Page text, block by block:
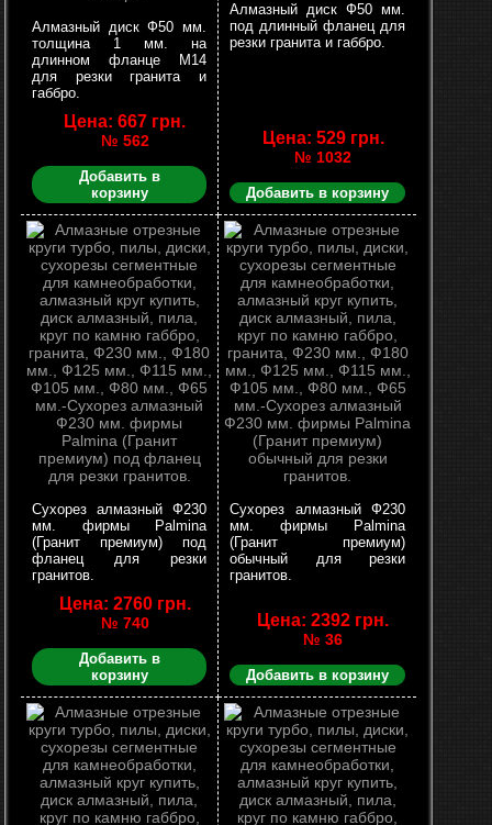
Алмазный диск Ф50 мм.
толщина 1 мм. на
длинном фланце М14
для резки гранита и
габбро.
Цена: 667 грн.
№ 562
Добавить в
корзину
Алмазный диск Ф50 мм.
под длинный фланец для
резки гранита и габбро.
Цена: 529 грн.
№ 1032
Добавить в корзину
Сухорез алмазный Ф230
мм. фирмы Palmina
(Гранит премиум) под
фланец для резки
гранитов.
Цена: 2760 грн.
№ 740
Добавить в
корзину
Сухорез алмазный Ф230
мм. фирмы Palmina
(Гранит премиум)
обычный для резки
гранитов.
Цена: 2392 грн.
№ 36
Добавить в корзину